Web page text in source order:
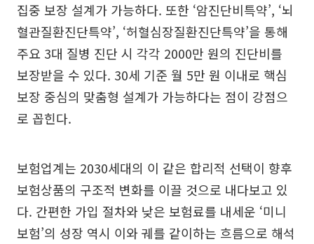
집중 보장 설계가 가능하다. 또한 ‘암진단비특약’, ‘뇌
혈관질환진단특약’, ‘허혈심장질환진단특약’을 통해
주요 3대 질병 진단 시 각각 2000만 원의 진단비를
보장받을 수 있다. 30세 기준 월 5만 원 이내로 핵심
보장 중심의 맞춤형 설계가 가능하다는 점이 강점으
로 꼽힌다.
보험업계는 2030세대의 이 같은 합리적 선택이 향후
보험상품의 구조적 변화를 이끌 것으로 내다보고 있
다. 간편한 가입 절차와 낮은 보험료를 내세운 ‘미니
보험’의 성장 역시 이와 궤를 같이하는 흐름으로 해석